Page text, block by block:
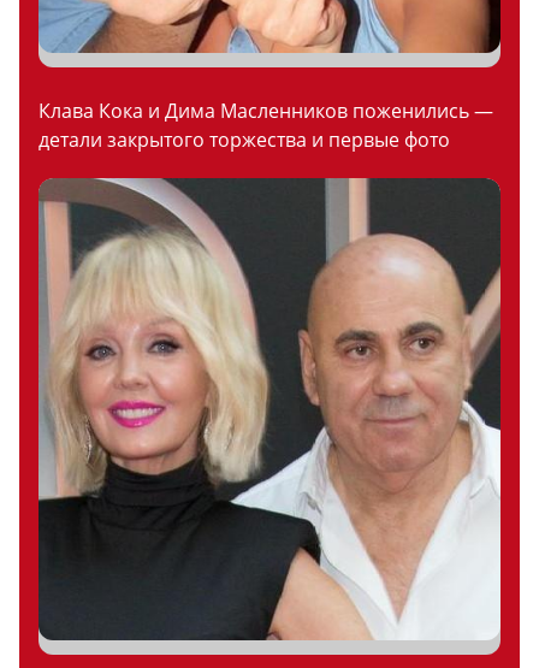
Клава Кока и Дима Масленников поженились —
детали закрытого торжества и первые фото